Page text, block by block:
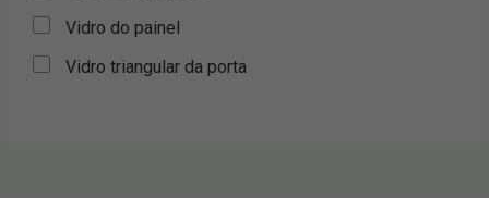
Vidro do painel
Vidro triangular da porta